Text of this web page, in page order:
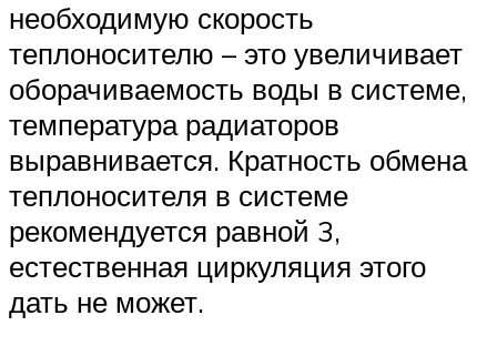
необходимую скорость
теплоносителю – это увеличивает
оборачиваемость воды в системе,
температура радиаторов
выравнивается. Кратность обмена
теплоносителя в системе
рекомендуется равной 3,
естественная циркуляция этого
дать не может.